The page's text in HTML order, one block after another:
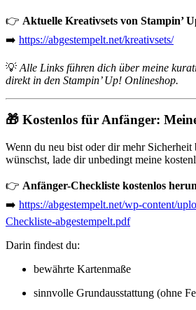
👉 Aktuelle Kreativsets von Stampin’
➡️ https://abgestempelt.net/kreativsets/
💡 Alle Links führen dich über meine
direkt in den Stampin’ Up! Onlineshop.
🎁 Kostenlos für Anfänger:
Wenn du neu bist oder dir mehr Sicherheit
wünschst, lade dir unbedingt meine
👉 Anfänger-Checkliste kostenlos
➡️ https://abgestempelt.net/wp-content/
Checkliste-abgestempelt.pdf
Darin findest du:
bewährte Kartenmaße
sinnvolle Grundausstattung (ohne